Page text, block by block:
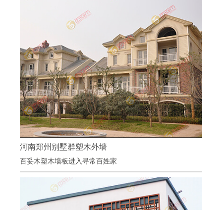
百妥木环保塑木地板让客户用的更放心
河南郑州别墅群塑木外墙
项目地点：河南郑州
项目材料：百妥木塑木外墙板
畅享户外生活，彰显木质价值
河南郑州别墅群塑木外墙
百妥木塑木墙板进入寻常百姓家